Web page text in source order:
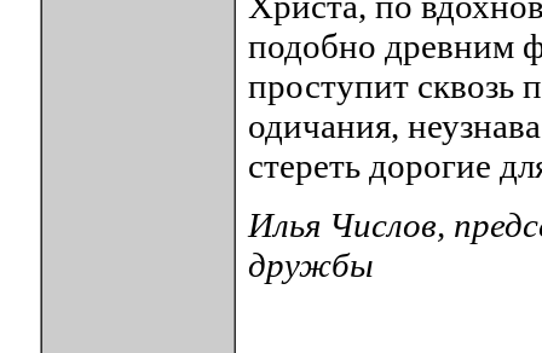
подобно древним
проступит сквозь
одичания,
стереть дорогие
Илья Числов,
дружбы